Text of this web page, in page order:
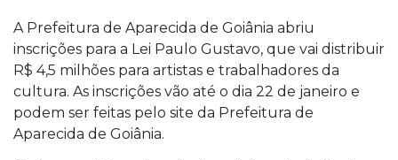
A Prefeitura de Aparecida de Goiânia abriu
inscrições para a Lei Paulo Gustavo, que vai distribuir
R$ 4,5 milhões para artistas e trabalhadores da
cultura. As inscrições vão até o dia 22 de janeiro e
podem ser feitas pelo site da Prefeitura de
Aparecida de Goiânia.